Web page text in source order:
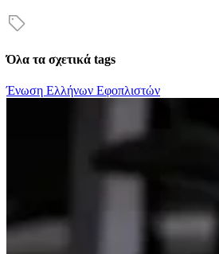
Όλα τα σχετικά tags
Ένωση Ελλήνων Εφοπλιστών